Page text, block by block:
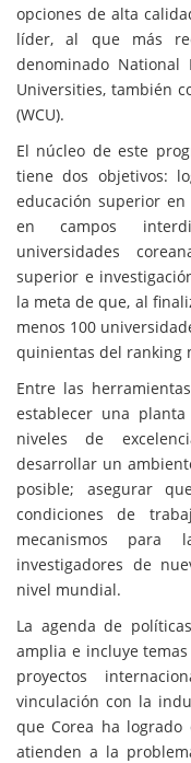
opciones de alta
líder, al que más
denominado National
Universities, también
(WCU).
El núcleo de este
tiene dos objetivos:
educación superior
en campos
universidades
superior e
la meta de que, al
menos 100
quinientas del ranking
Entre las
establecer una
niveles de
desarrollar un
posible; asegurar
condiciones de
mecanismos para
investigadores de
nivel mundial.
La agenda de
amplia e incluye
proyectos
vinculación con la
que Corea ha logrado
atienden a la